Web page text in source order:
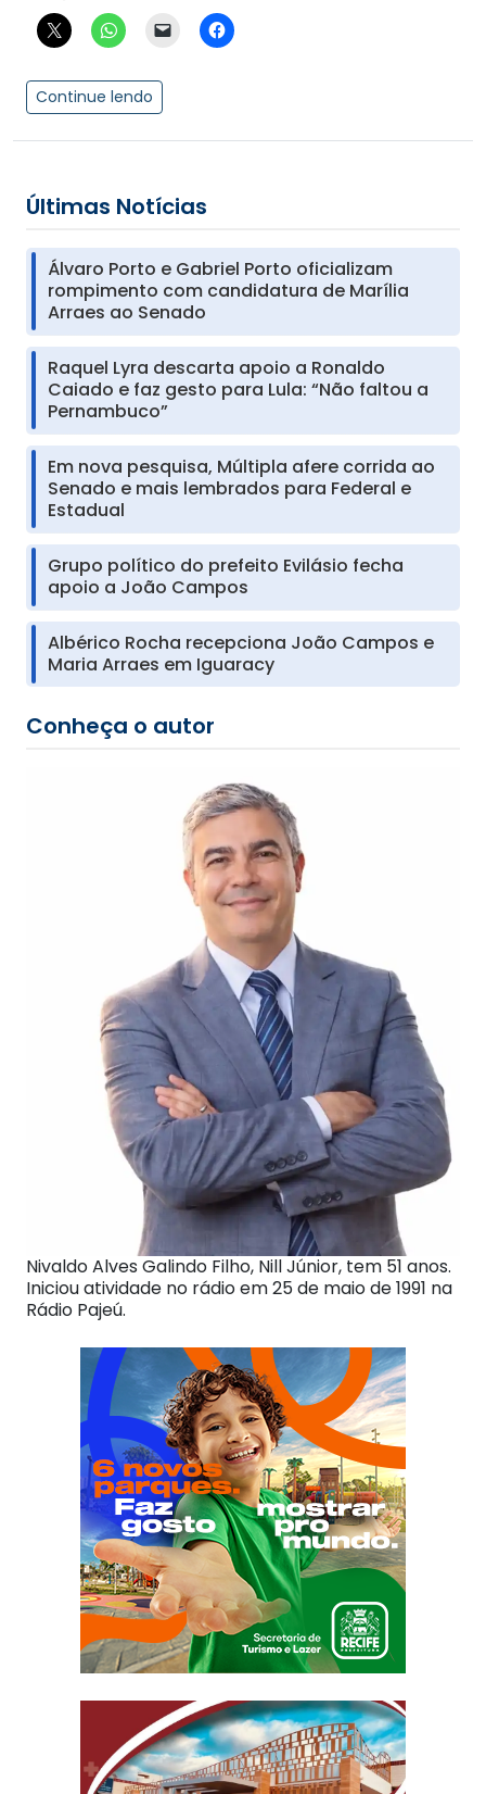
Continue lendo
Últimas Notícias
Álvaro Porto e Gabriel Porto oficializam
rompimento com candidatura de Marília
Arraes ao Senado
Raquel Lyra descarta apoio a Ronaldo
Caiado e faz gesto para Lula: “Não faltou a
Pernambuco”
Em nova pesquisa, Múltipla afere corrida ao
Senado e mais lembrados para Federal e
Estadual
Grupo político do prefeito Evilásio fecha
apoio a João Campos
Albérico Rocha recepciona João Campos e
Maria Arraes em Iguaracy
Conheça o autor
Nivaldo Alves Galindo Filho, Nill Júnior, tem 51 anos.
Iniciou atividade no rádio em 25 de maio de 1991 na
Rádio Pajeú.